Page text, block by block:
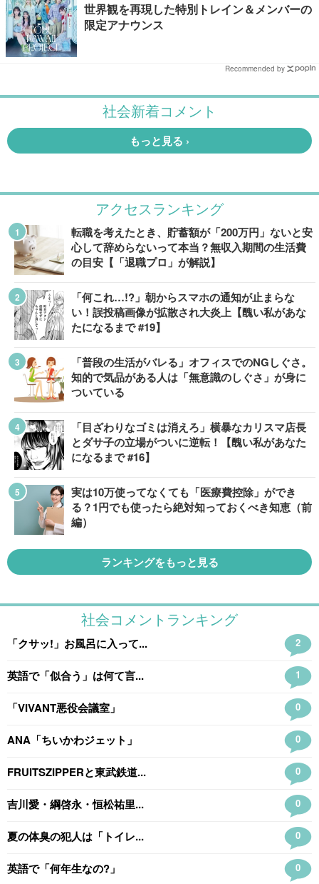
世界観を再現した特別トレイン＆メンバーの
限定アナウンス
Recommended by
アクセスランキング
転職を考えたとき、貯蓄額が「200万円」ないと安
心して辞めらないって本当？無収入期間の生活費
の目安【「退職プロ」が解説】
「何これ…!?」朝からスマホの通知が止まらな
い！誤投稿画像が拡散され大炎上【醜い私があな
たになるまで #19】
「普段の生活がバレる」オフィスでのNGしぐさ。
知的で気品がある人は「無意識のしぐさ」が身に
ついている
「目ざわりなゴミは消えろ」横暴なカリスマ店長
とダサ子の立場がついに逆転！【醜い私があなた
になるまで #16】
実は10万使ってなくても「医療費控除」ができ
る？1円でも使ったら絶対知っておくべき知恵（前
編）
ランキングをもっと見る